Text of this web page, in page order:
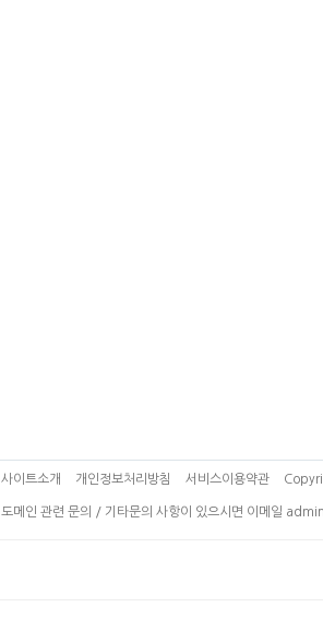
사이트소개 개인정보처리방침 서비스이용약관
도메인 관련 문의 / 기타문의 사항이 있으시면 이메일